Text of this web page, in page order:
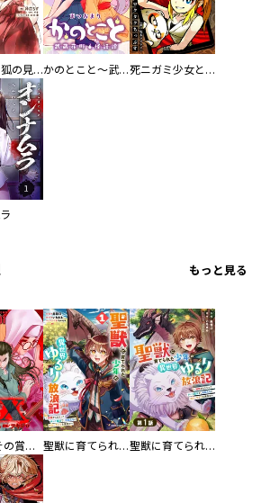
百々とお狐の見習い巫女生活【単行本版】 かのとこと～武蔵花町怪話譚～ 【連載版】 死ニガミ少女とスマホ神
もっと見る
EX ～その賞金稼ぎは、世界の出口を探す～【単行本版】 聖獣に育てられた少年の異世界ゆるり放浪記～神様からもらったチート魔法で、仲間たちとスローライフを満喫中～ 聖獣に育てられた少年の異世界ゆるり放浪記～神様からもらったチート魔法で、仲間たちとスローライフを満喫中～【分冊版】